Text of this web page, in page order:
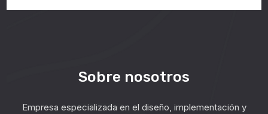
Sobre nosotros
Empresa especializada en el diseño, implementación y